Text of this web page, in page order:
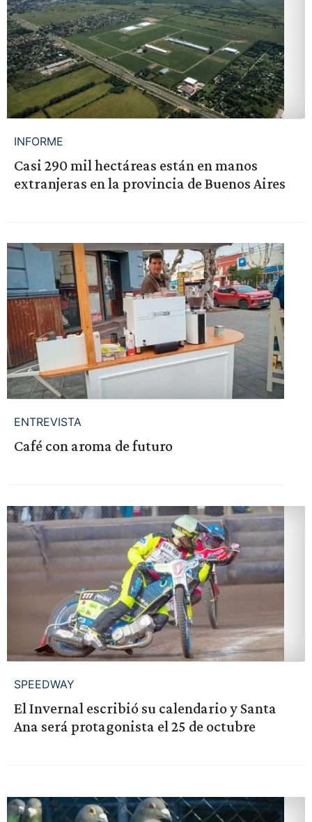
INFORME
Casi 290 mil hectáreas están en manos
extranjeras en la provincia de Buenos Aires
ENTREVISTA
Café con aroma de futuro
SPEEDWAY
El Invernal escribió su calendario y Santa
Ana será protagonista el 25 de octubre